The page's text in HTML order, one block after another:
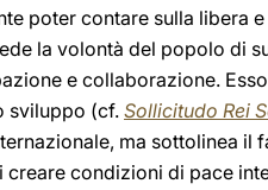
poter contare sulla libera e
la volontà del popolo di
e collaborazione.
sviluppo (cf. Sollicitudo Rei
ma sottolinea il
condizioni di pace